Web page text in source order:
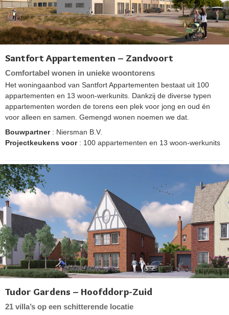
Santfort Appartementen – Zandvoort
Comfortabel wonen in unieke woontorens
Het woningaanbod van Santfort Appartementen bestaat uit 100
appartementen en 13 woon-werkunits. Dankzij de diverse typen
appartementen worden de torens een plek voor jong en oud én
voor alleen en samen. Gemengd wonen noemen we dat.
Bouwpartner: Niersman B.V.
Projectkeukens voor: 100 appartementen en 13 woon-werkunits
Tudor Gardens – Hoofddorp-Zuid
21 villa’s op een schitterende locatie